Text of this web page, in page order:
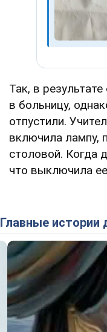
Так, в
в больницу,
отпустили.
включила лампу,
столовой. Когда
что выключила
Главные истории